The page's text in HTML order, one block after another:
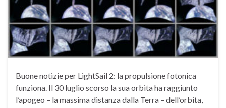
Buone notizie per LightSail 2: la propulsione fotonica
funziona. Il 30 luglio scorso la sua orbita ha raggiunto
l’apogeo – la massima distanza dalla Terra – dell’orbita,